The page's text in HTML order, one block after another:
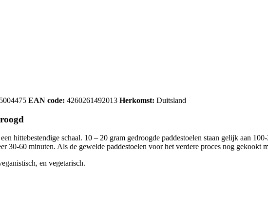
EAN code: 4260261492013 Herkomst: Duitsland
hittebestendige schaal. 10 – 20 gram gedroogde paddestoelen staan gelijk aan
30-60 minuten. Als de gewelde paddestoelen voor het verdere proces nog gekookt
en vegetarisch.